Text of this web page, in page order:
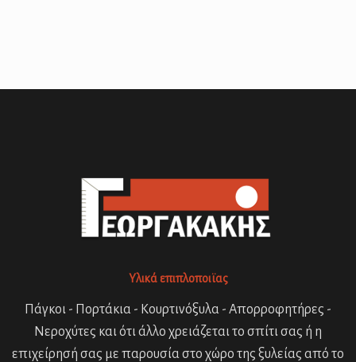
Υλικά επιπλοποιϊας
Πάγκοι - Πορτάκια - Κουρτινόξυλα - Απορροφητήρες -
Νεροχύτες και ότι άλλο χρειάζεται το σπίτι σας ή η
επιχείρησή σας με παρουσία στο χώρο της ξυλείας από το